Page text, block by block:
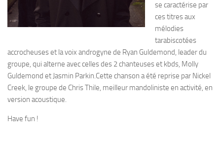
se caractérise par
ces titres aux
mélodies
tarabiscotées
accrocheuses et la voix androgyne de Ryan Guldemond, leader du
groupe, qui alterne avec celles des 2 chanteuses et kbds, Molly
Guldemond et Jasmin Parkin.Cette chanson a été reprise par Nickel
Creek, le groupe de Chris Thile, meilleur mandoliniste en activité, en
version acoustique.
Have fun !